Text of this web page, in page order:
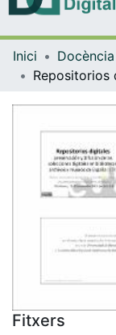
Inici Docència
Fitxers